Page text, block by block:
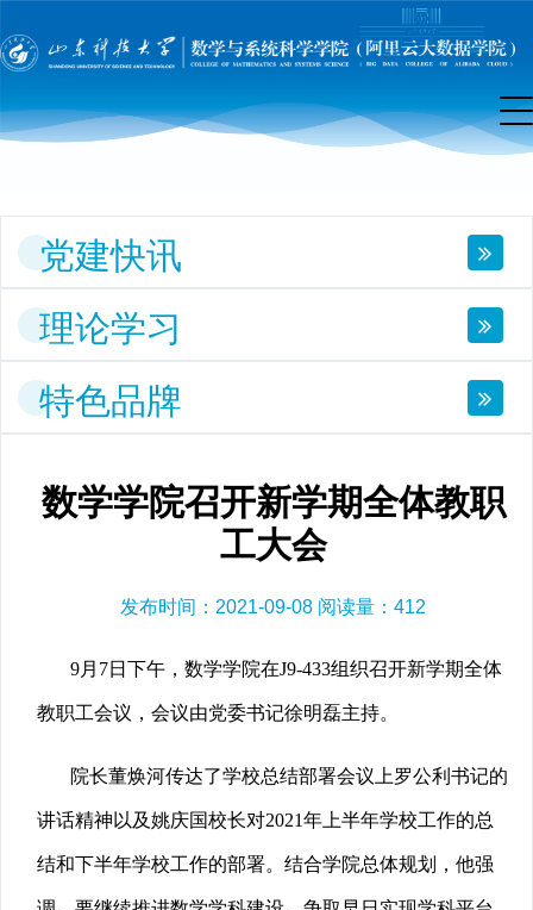
建
作
党建快讯
理论学习
特色品牌
数学学院召开新学期全体教职
工大会
发布时间：2021-09-08 阅读量： 412
9月7日下午，数学学院在J9-433组织召开新学期全体
教职工会议，会议由党委书记徐明磊主持。
院长董焕河传达了学校总结部署会议上罗公利书记的
讲话精神以及姚庆国校长对2021年上半年学校工作的总
结和下半年学校工作的部署。结合学院总体规划，他强